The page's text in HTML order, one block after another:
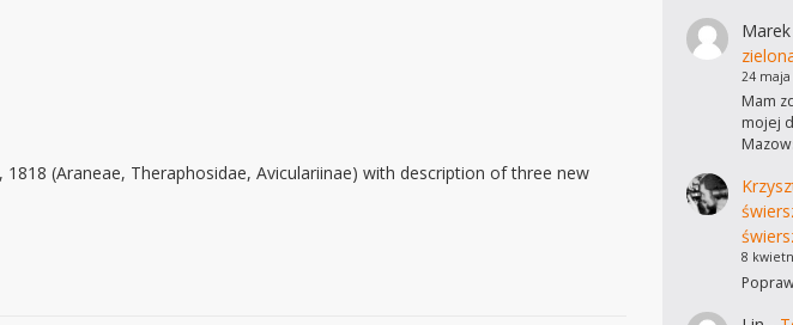
(Araneae, Theraphosidae, Aviculariinae) with description of three new
Marek
24 maja
Mam
mojej
8